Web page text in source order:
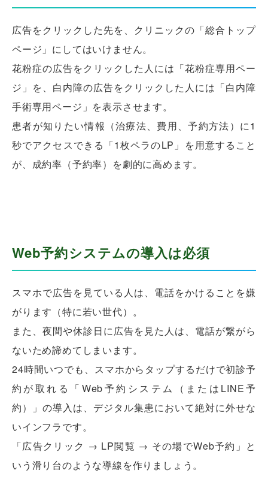
広告をクリックした先を、クリニックの「総合トップ
ページ」にしてはいけません。
花粉症の広告をクリックした人には「花粉症専用ペー
ジ」を、白内障の広告をクリックした人には「白内障
手術専用ページ」を表示させます。
患者が知りたい情報（治療法、費用、予約方法）に1
秒でアクセスできる「1枚ペラのLP」を用意すること
が、成約率（予約率）を劇的に高めます。
Web予約システムの導入は必須
スマホで広告を見ている人は、電話をかけることを嫌
がります（特に若い世代）。
また、夜間や休診日に広告を見た人は、電話が繋がら
ないため諦めてしまいます。
24時間いつでも、スマホからタップするだけで初診予
約が取れる「Web予約システム（またはLINE予
約）」の導入は、デジタル集患において絶対に外せな
いインフラです。
「広告クリック → LP閲覧 → その場でWeb予約」と
いう滑り台のような導線を作りましょう。